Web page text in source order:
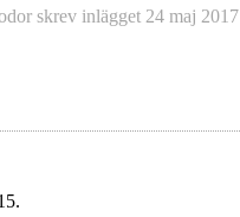
skrev inlägget 24 maj 2017